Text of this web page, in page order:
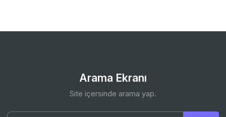
Arama Ekranı
Site içersinde arama yap.